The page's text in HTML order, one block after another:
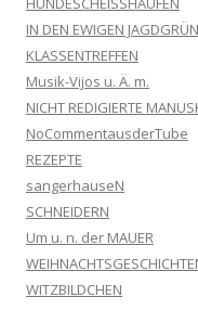
IN DEN EWIGEN
KLASSENTREFFEN
Musik-Vijos u. Ä. m.
NICHT REDIGIERTE
NoCommentausderTube
REZEPTE
sangerhauseN
SCHNEIDERN
Um u. n. der MAUER
WITZBILDCHEN